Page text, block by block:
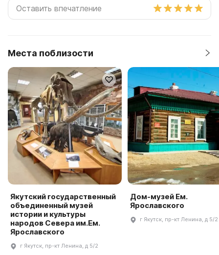
Места поблизости
Якутский государственный
объединенный музей
истории и культуры
народов Севера им.Ем.
Ярославского
г Якутск, пр-кт Ленина, д 5/2
Дом-музей Ем.
Ярославского
г Якутск, пр-кт Ленина, д 5/2